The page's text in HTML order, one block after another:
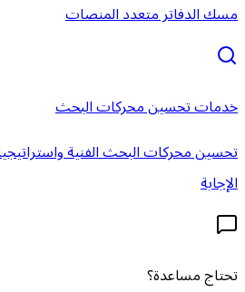
مسك الدفاتر متعدد المنصات
خدمات تحسين محركات البحث
تحسين محركات البحث الفنية
الإجابة
تحتاج مساعدة؟